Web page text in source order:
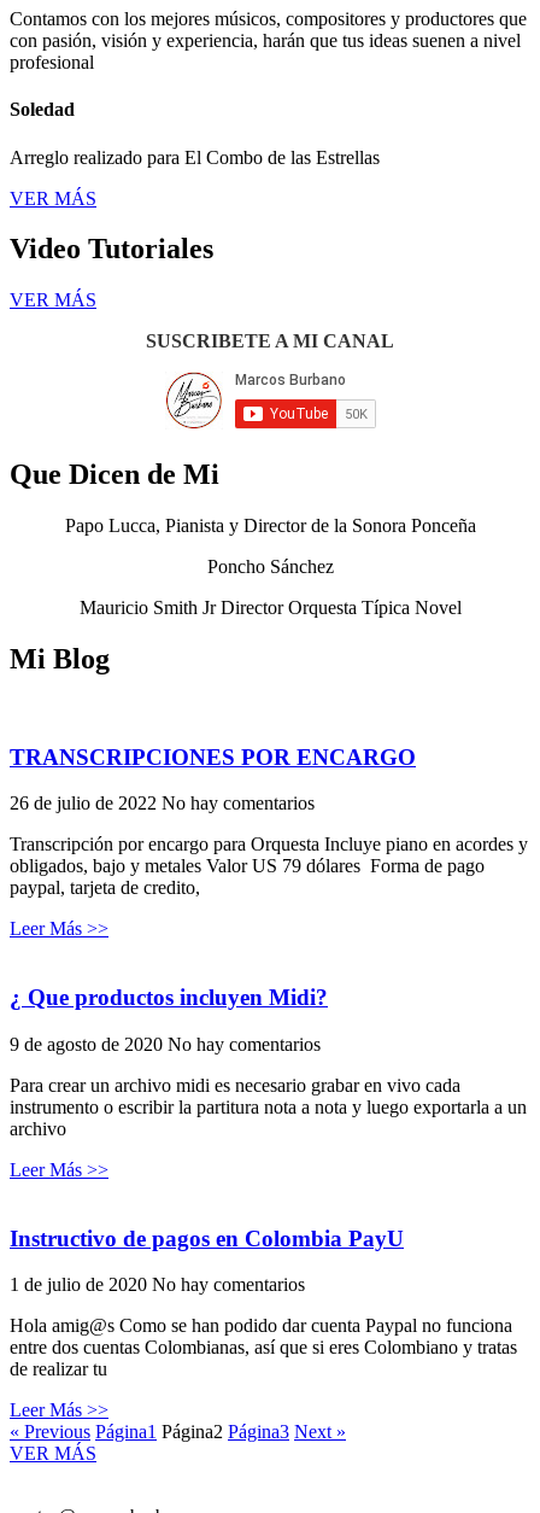
Contamos con los mejores músicos, compositores y productores que
con pasión, visión y experiencia, harán que tus ideas suenen a nivel
profesional
Soledad
Arreglo realizado para El Combo de las Estrellas
VER MÁS
Video Tutoriales
VER MÁS
SUSCRIBETE A MI CANAL
Que Dicen de Mi
Papo Lucca, Pianista y Director de la Sonora Ponceña
Poncho Sánchez
Mauricio Smith JrDirector Orquesta Típica Novel
Mi Blog
TRANSCRIPCIONES POR ENCARGO
26 de julio de 2022 No hay comentarios
Transcripción por encargo para Orquesta Incluye piano en acordes y
obligados, bajo y metales Valor US 79 dólares Forma de pago
paypal, tarjeta de credito,
Leer Más >>
¿ Que productos incluyen Midi?
9 de agosto de 2020 No hay comentarios
Para crear un archivo midi es necesario grabar en vivo cada
instrumento o escribir la partitura nota a nota y luego exportarla a un
archivo
Leer Más >>
Instructivo de pagos en Colombia PayU
1 de julio de 2020 No hay comentarios
Hola amig@s Como se han podido dar cuenta Paypal no funciona
entre dos cuentas Colombianas, así que si eres Colombiano y tratas
de realizar tu
Leer Más >>
« Previous Página1 Página2 Página3 Next »
VER MÁS